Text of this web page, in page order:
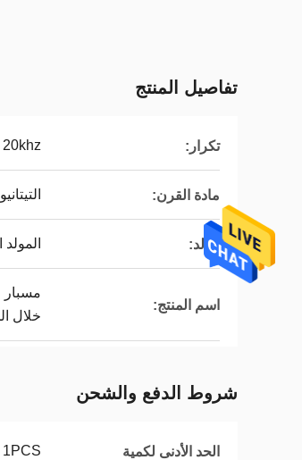
تفاصيل المنتج
تكرار: 20khz
مادة القرن:
مولد:
اسم المنتج:
مسبار
خلال
شروط الدفع والشحن
الحد الأدنى لكمية 1PCS